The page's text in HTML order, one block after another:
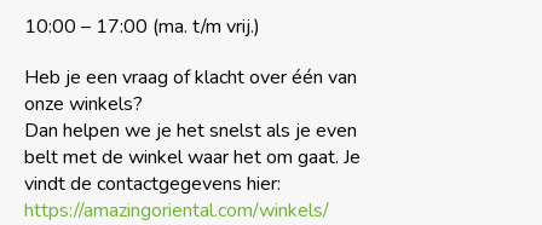
10:00 – 17:00 (ma. t/m vrij.)
Heb je een vraag of klacht over één van
onze winkels?
Dan helpen we je het snelst als je even
belt met de winkel waar het om gaat. Je
vindt de contactgegevens hier:
https://amazingoriental.com/winkels/